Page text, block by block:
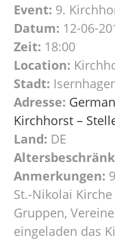
Event: 9.
Datum: 12-06-
Zeit: 18:00
Location:
Stadt:
Adresse:
Kirchhorst –
Land: DE
Anmerkungen:
St.-Nikolai
Gruppen,
eingeladen das